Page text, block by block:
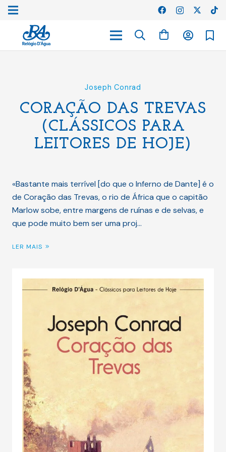
Joseph Conrad
CORAÇÃO DAS TREVAS
(CLÁSSICOS PARA
LEITORES DE HOJE)
«Bastante mais terrível [do que o Inferno de Dante] é o
de Coração das Trevas, o rio de África que o capitão
Marlow sobe, entre margens de ruínas e de selvas, e
que pode muito bem ser uma proj…
LER MAIS